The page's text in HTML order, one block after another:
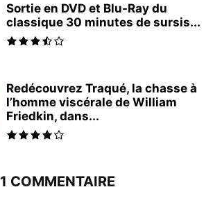
Sortie en DVD et Blu-Ray du
classique 30 minutes de sursis...
Redécouvrez Traqué, la chasse à
l’homme viscérale de William
Friedkin, dans...
1 COMMENTAIRE